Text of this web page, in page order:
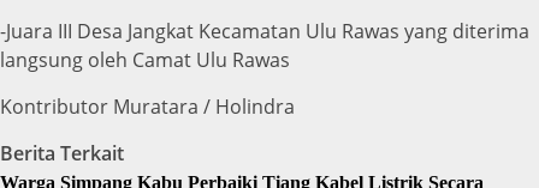
-Juara III Desa Jangkat Kecamatan Ulu Rawas yang diterima
langsung oleh Camat Ulu Rawas
Kontributor Muratara / Holindra
Berita Terkait
Warga Simpang Kabu Perbaiki Tiang Kabel Listrik Secara